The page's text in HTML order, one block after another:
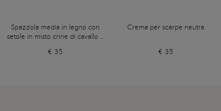
Spazzola media in legno con
setole in misto crine di cavallo e
€ 35
Crema per scarpe neutra
€ 35